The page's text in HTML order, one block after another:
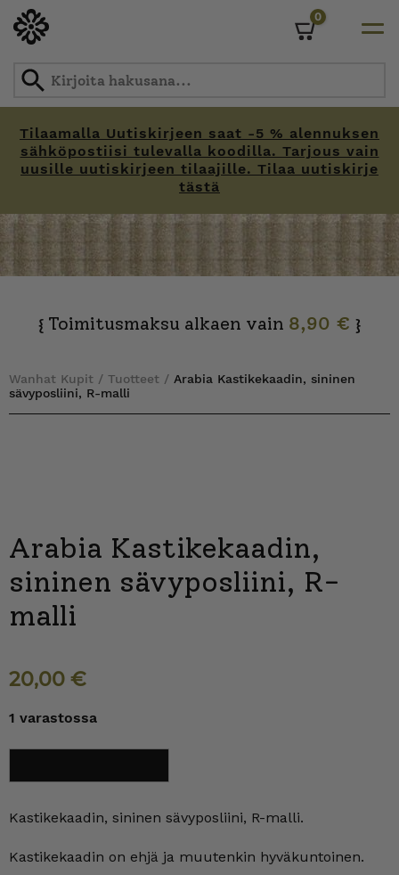
Tilaamalla Uutiskirjeen saat -5 % alennuksen
sähköpostiisi tulevalla koodilla. Tarjous vain
uusille uutiskirjeen tilaajille. Tilaa uutiskirje
tästä
0
{ Toimitusmaksu alkaen vain 8,90 € }
Wanhat Kupit / Tuotteet / Arabia Kastikekaadin, sininen
sävyposliini, R-malli
Arabia Kastikekaadin,
sininen sävyposliini, R-
malli
20,00 €
1 varastossa
sininen
malli
Kastikekaadin, sininen sävyposliini, R-malli.
Kastikekaadin on ehjä ja muutenkin hyväkuntoinen.